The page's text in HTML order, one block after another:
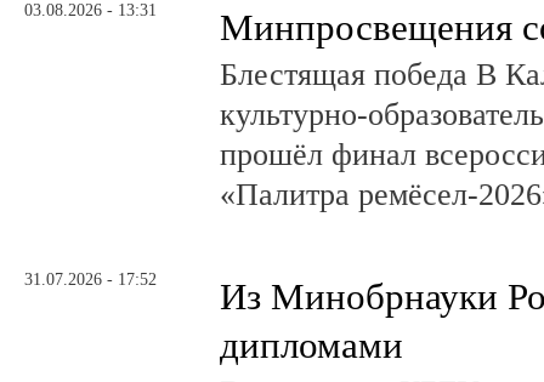
03.08.2026 - 13:31 Минпросвещения
Блестящая победа В
культурно-
прошёл финал
«Палитра ремёсел-
31.07.2026 - 17:52
Из Минобрнауки
дипломами